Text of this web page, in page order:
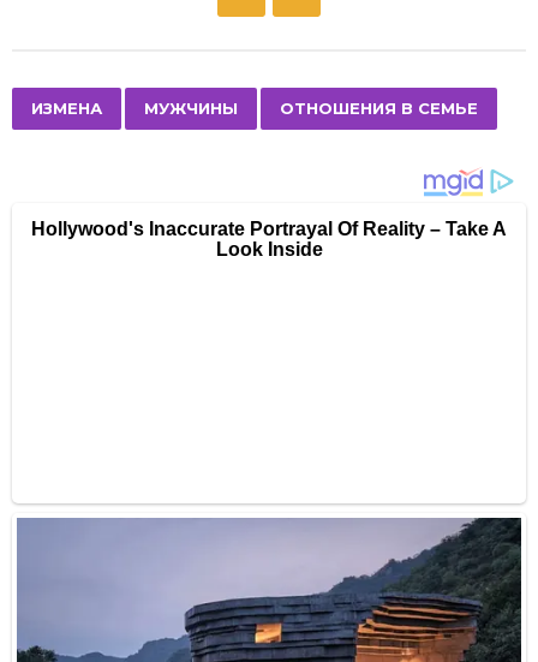
a
ИЗМЕНА МУЖЧИНЫ ОТНОШЕНИЯ В СЕМЬЕ